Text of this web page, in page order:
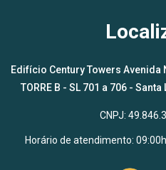
Edifício Century Towers Avenida
TORRE B - SL 701 a 706 -
CNPJ:
Horário de atendimento: